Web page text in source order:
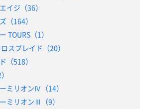
イジ（36）
（164）
TOURS（1）
スブレイド（20）
（518）
ミリオンⅣ（14）
ミリオンⅢ（9）